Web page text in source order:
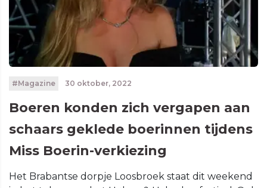
#Magazine 30 oktober, 2022
Boeren konden zich vergapen aan
schaars geklede boerinnen tijdens
Miss Boerin-verkiezing
Het Brabantse dorpje Loosbroek staat dit weekend